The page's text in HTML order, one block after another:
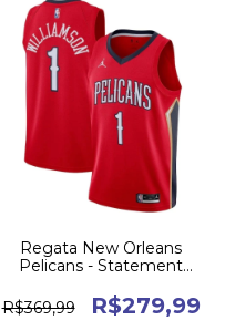
Regata New Orleans
Pelicans - Statement
R$369,99
R$279,99